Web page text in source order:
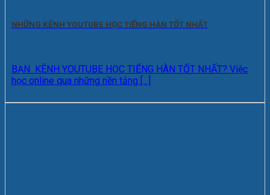
NHỮNG KÊNH YOUTUBE HỌC TIẾNG HÀN TỐT NHẤT
BẠN KÊNH YOUTUBE HỌC TIẾNG HÀN TỐT NHẤT? Việc
học online qua những nền tảng [...]